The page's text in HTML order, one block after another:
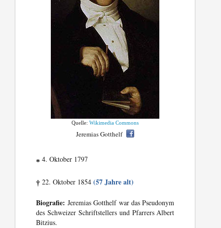
Quelle:Wikimedia Commons
Jeremias Gotthelf
* 4. Oktober 1797
† 22. Oktober 1854(57 Jahre alt)
Biografie: Jeremias Gotthelf war das Pseudonym
des Schweizer Schriftstellers und Pfarrers Albert
Bitzius.